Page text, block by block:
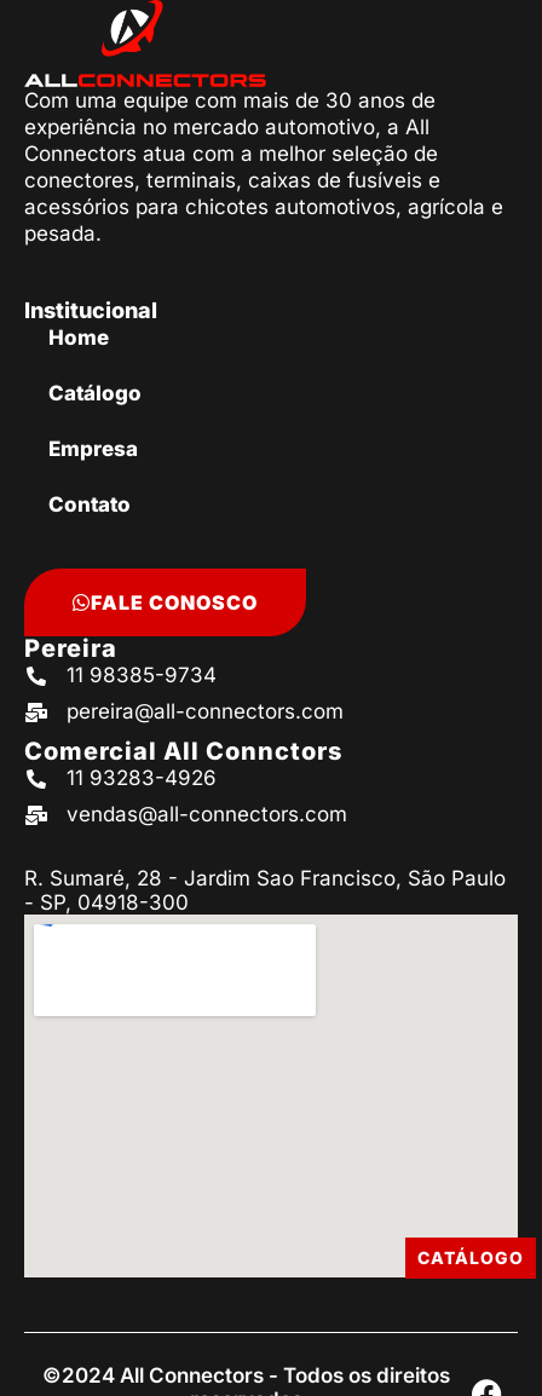
Com uma equipe com mais de 30 anos de
experiência no mercado automotivo, a All
Connectors atua com a melhor seleção de
conectores, terminais, caixas de fusíveis e
acessórios para chicotes automotivos, agrícola e
pesada.
Institucional
Home
Catálogo
Empresa
Contato
FALE CONOSCO
Pereira
11 98385-9734
pereira@all-connectors.com
Comercial All Connctors
11 93283-4926
vendas@all-connectors.com
R. Sumaré, 28 - Jardim Sao Francisco, São Paulo
- SP, 04918-300
©2024 All Connectors - Todos os direitos
CATÁLOGO